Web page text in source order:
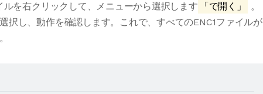
を右クリックして、メニューから選択します
「で開く」
。
択し、動作を確認します。これで、すべてのENC1ファイルが